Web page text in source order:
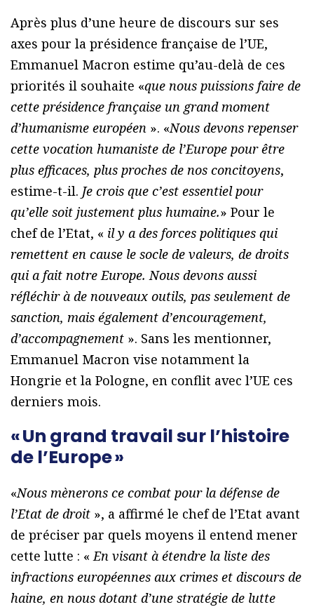
Après plus d’une heure de discours sur ses
axes pour la présidence française de l’UE,
Emmanuel Macron estime qu’au-delà de ces
priorités il souhaite «que nous puissions faire de
cette présidence française un grand moment
d’humanisme européen ». «Nous devons repenser
cette vocation humaniste de l’Europe pour être
plus efficaces, plus proches de nos concitoyens,
estime-t-il. Je crois que c’est essentiel pour
qu’elle soit justement plus humaine.» Pour le
chef de l’Etat, « il y a des forces politiques qui
remettent en cause le socle de valeurs, de droits
qui a fait notre Europe. Nous devons aussi
réfléchir à de nouveaux outils, pas seulement de
sanction, mais également d’encouragement,
d’accompagnement ». Sans les mentionner,
Emmanuel Macron vise notamment la
Hongrie et la Pologne, en conflit avec l’UE ces
derniers mois.
« Un grand travail sur l’histoire
de l’Europe »
«Nous mènerons ce combat pour la défense de
l’Etat de droit », a affirmé le chef de l’Etat avant
de préciser par quels moyens il entend mener
cette lutte : « En visant à étendre la liste des
infractions européennes aux crimes et discours de
haine, en nous dotant d’une stratégie de lutte